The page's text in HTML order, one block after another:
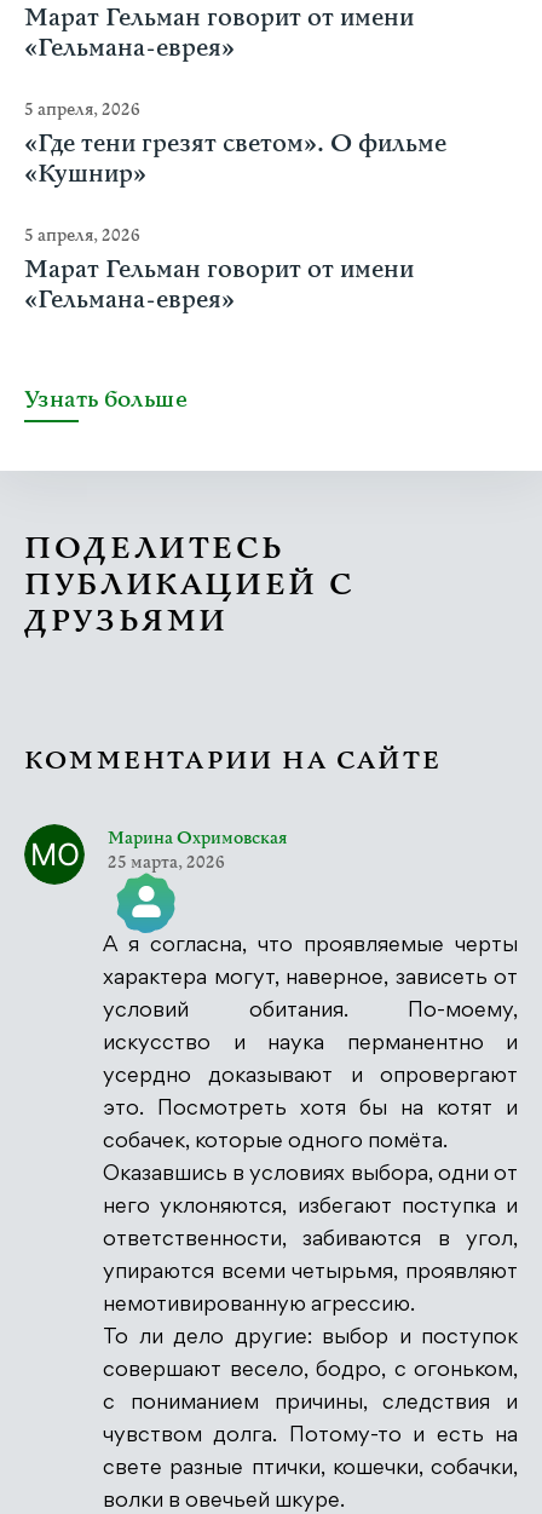
Марат Гельман говорит от имени
«Гельмана-еврея»
5 апреля, 2026
«Где тени грезят светом». О фильме
«Кушнир»
5 апреля, 2026
Марат Гельман говорит от имени
«Гельмана-еврея»
Узнать больше
ПОДЕЛИТЕСЬ
ПУБЛИКАЦИЕЙ С
ДРУЗЬЯМИ
КОММЕНТАРИИ НА САЙТЕ
Марина Охримовская
25 марта, 2026
Значок &quot;Реальный человек&quot;
Антиспам от CleanTalk
А я согласна, что проявляемые черты
характера могут, наверное, зависеть от
условий обитания. По-моему,
искусство и наука перманентно и
усердно доказывают и опровергают
это. Посмотреть хотя бы на котят и
собачек, которые одного помёта.
Оказавшись в условиях выбора, одни от
него уклоняются, избегают поступка и
ответственности, забиваются в угол,
упираются всеми четырьмя, проявляют
немотивированную агрессию.
То ли дело другие: выбор и поступок
совершают весело, бодро, с огоньком,
с пониманием причины, следствия и
чувством долга. Потому-то и есть на
свете разные птички, кошечки, собачки,
волки в овечьей шкуре.